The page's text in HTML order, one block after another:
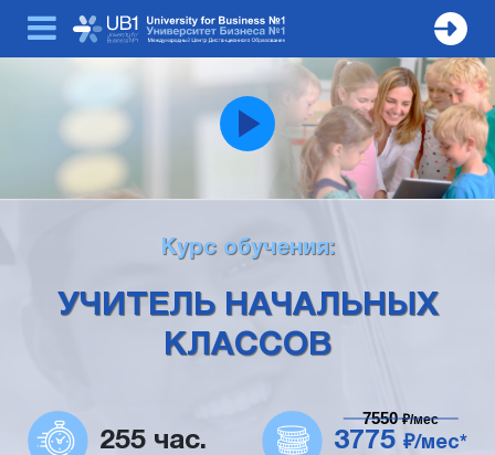
Курс обучения:
УЧИТЕЛЬ НАЧАЛЬНЫХ
КЛАССОВ
255 час. 3775 ₽/мес*
7550₽/мес